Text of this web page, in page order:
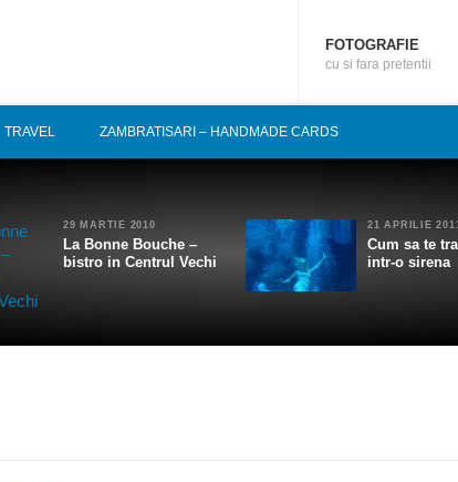
FOTOGRAFIE
cu si fara pretentii
TRAVEL ZAMBRATISARI – HANDMADE CARDS
29 MARTIE 2010
La Bonne Bouche –
bistro in Centrul Vechi
21 APRILIE
Cum sa te
intr-o sirena